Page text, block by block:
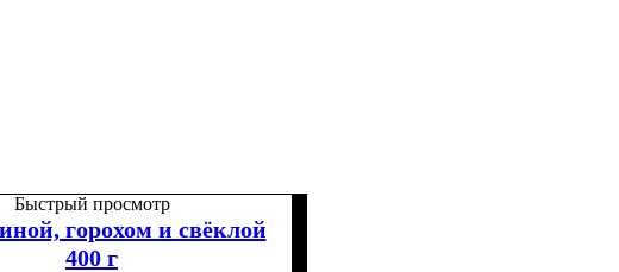
Быстрый просмотр
горохом и свёклой
400 г